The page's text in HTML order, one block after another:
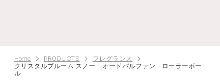
Home PRODUCTS
フレグランス
クリスタルブルーム スノー オードパルファン ローラーボー
ル